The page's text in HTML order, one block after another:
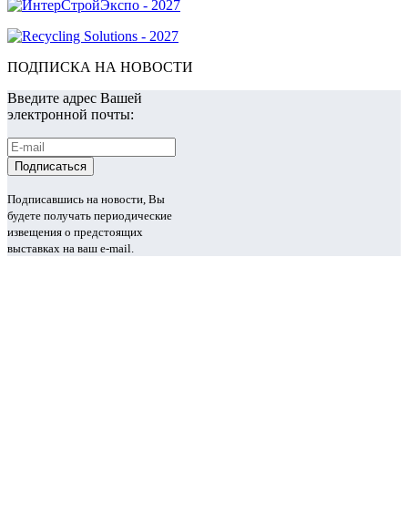
ПОДПИСКА НА НОВОСТИ
Введите адрес Вашей
электронной почты:
Подписавшись на новости, Вы
будете получать периодические
извещения о предстоящих
выставках на ваш e-mail.